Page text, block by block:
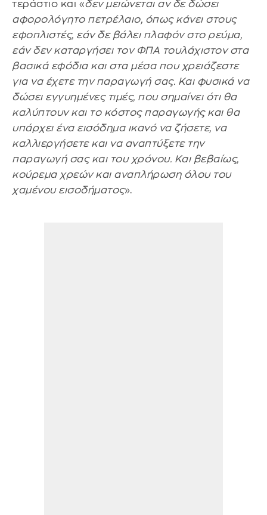
τεράστιο και «δεν μειώνεται αν δε δώσει
αφορολόγητο πετρέλαιο, όπως κάνει στους
εφοπλιστές, εάν δε βάλει πλαφόν στο ρεύμα,
εάν δεν καταργήσει τον ΦΠΑ τουλάχιστον στα
βασικά εφόδια και στα μέσα που χρειάζεστε
για να έχετε την παραγωγή σας. Και φυσικά να
δώσει εγγυημένες τιμές, που σημαίνει ότι θα
καλύπτουν και το κόστος παραγωγής και θα
υπάρχει ένα εισόδημα ικανό να ζήσετε, να
καλλιεργήσετε και να αναπτύξετε την
παραγωγή σας και του χρόνου. Και βεβαίως,
κούρεμα χρεών και αναπλήρωση όλου του
χαμένου εισοδήματος».